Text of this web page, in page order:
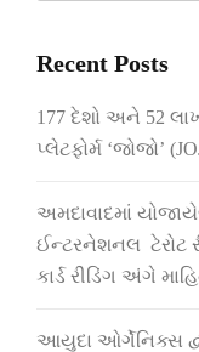
Recent Posts
177 દેશો અને 52
પ્લેટફોર્મ ‘જોજો’
અમદાવાદમાં
ઈન્ટરનેશનલ ટેરોટ
કાર્ડ રીડિંગ અંગે
આયુદા ઓર્ગેનિક્સ